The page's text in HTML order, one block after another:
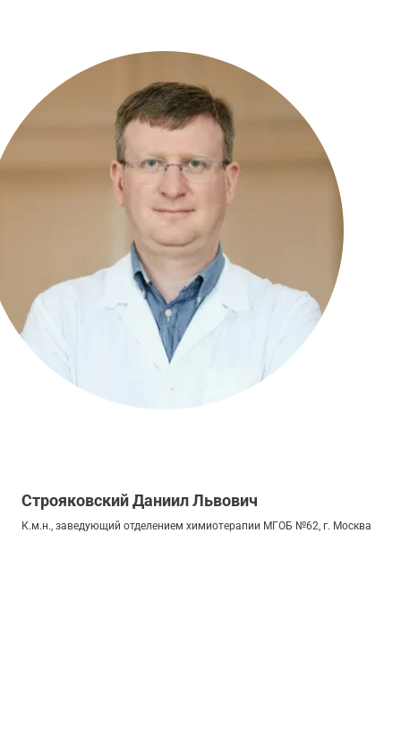
Строяковский Даниил Львович
К.м.н., заведующий отделением химиотерапии МГОБ №62, г. Москва